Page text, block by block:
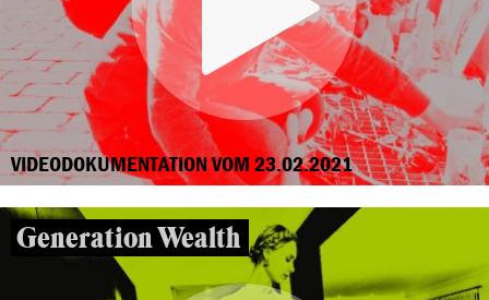
VIDEODOKUMENTATION VOM 23.02.2021
Generation Wealth